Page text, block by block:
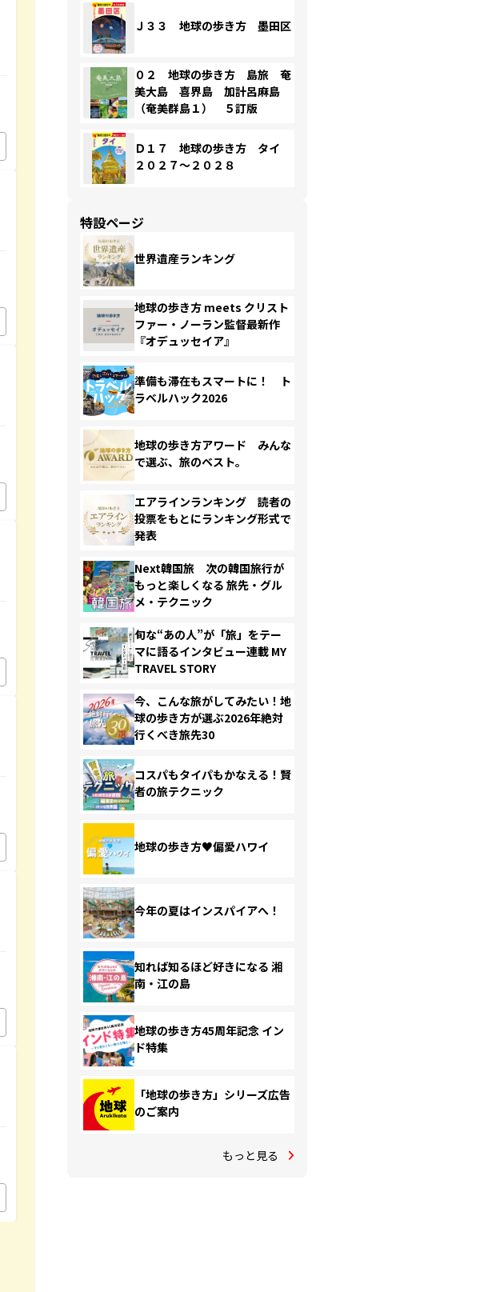
Ｊ３３ 地球の歩き方 墨田区
０２ 地球の歩き方 島旅 奄
美大島 喜界島 加計呂麻島
（奄美群島１） ５訂版
Ｄ１７ 地球の歩き方 タイ
２０２７～２０２８
特設ページ
世界遺産ランキング
地球の歩き方 meets クリスト
ファー・ノーラン監督最新作
『オデュッセイア』
準備も滞在もスマートに！ ト
ラベルハック2026
地球の歩き方アワード みんな
で選ぶ、旅のベスト。
エアラインランキング 読者の
投票をもとにランキング形式で
発表
Next韓国旅 次の韓国旅行が
もっと楽しくなる 旅先・グル
メ・テクニック
旬な“あの人”が「旅」をテー
マに語るインタビュー連載 MY
TRAVEL STORY
今、こんな旅がしてみたい！地
球の歩き方が選ぶ2026年絶対
行くべき旅先30
コスパもタイパもかなえる！賢
者の旅テクニック
地球の歩き方♥偏愛ハワイ
今年の夏はインスパイアへ！
知れば知るほど好きになる 湘
南・江の島
地球の歩き方45周年記念 イン
ド特集
「地球の歩き方」シリーズ広告
のご案内
もっと見る